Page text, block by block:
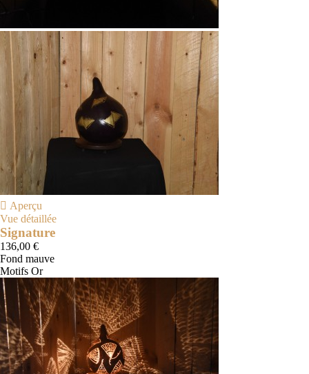
 Aperçu
Vue détaillée
Signature
136,00 €
Fond mauve
Motifs Or
Aubergine